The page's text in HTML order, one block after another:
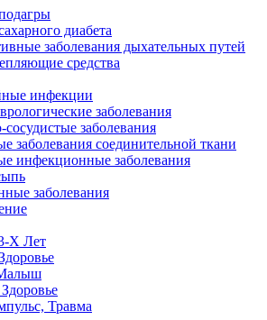
диабета
заболевания дыхательных путей
средства
инфекции
заболевания
заболевания
заболевания соединительной ткани
инфекционные заболевания
заболевания
Х Лет
Травма